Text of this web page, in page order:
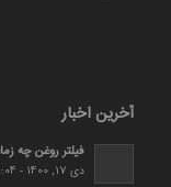
آخرین اخبار
فیلتر روغن چه
دی 17, 1400 - 11:04 ب.ظ